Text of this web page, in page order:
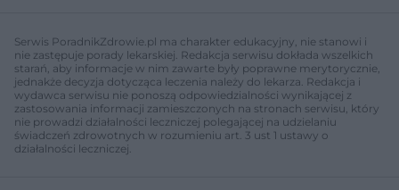
Serwis PoradnikZdrowie.pl ma charakter edukacyjny, nie stanowi i
nie zastępuje porady lekarskiej. Redakcja serwisu dokłada wszelkich
starań, aby informacje w nim zawarte były poprawne merytorycznie,
jednakże decyzja dotycząca leczenia należy do lekarza. Redakcja i
wydawca serwisu nie ponoszą odpowiedzialności wynikającej z
zastosowania informacji zamieszczonych na stronach serwisu, który
nie prowadzi działalności leczniczej polegającej na udzielaniu
świadczeń zdrowotnych w rozumieniu art. 3 ust 1 ustawy o
działalności leczniczej.